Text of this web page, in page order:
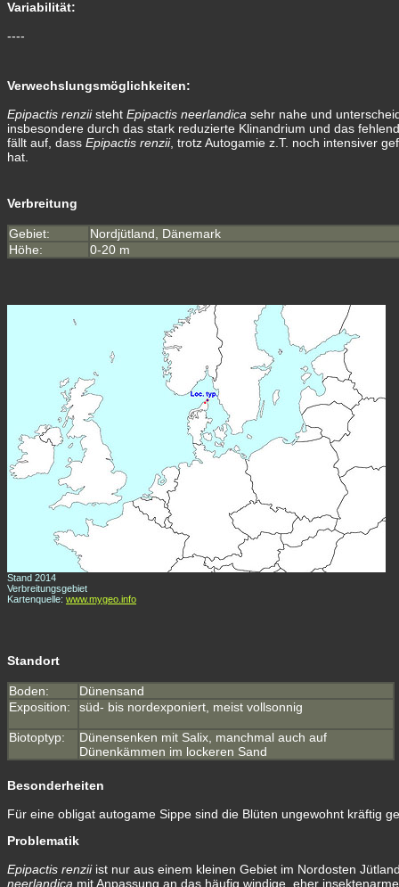
Variabilität:
----
Verwechslungsmöglichkeiten:
Epipactis renziisteht Epipactis neerlandica sehr nahe und
insbesondere durch das stark reduzierte Klinandrium und das
fällt auf, dass Epipactis renzii, trotz Autogamie z.T. noch intensiver
hat.
Verbreitung
Gebiet:
Nordjütland, Dänemark
Höhe:
0-20 m
Stand 2014
Verbreitungsgebiet
Kartenquelle: www.mygeo.info
Standort
Boden:
Dünensand
Exposition:
süd- bis nordexponiert, meist vollsonnig
Biotoptyp:
Dünensenken mit Salix, manchmal auch auf
Dünenkämmen im lockeren Sand
Besonderheiten
Für eine obligat autogame Sippe sind die Blüten ungewohnt kräftig
Problematik
Epipactis renziiist nur aus einem kleinen Gebiet im Nordosten
neerlandica mit Anpassung an das häufig windige, eher